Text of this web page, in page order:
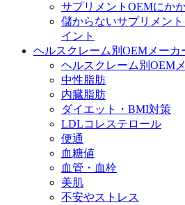
サプリメントOEMにか
儲からないサプリメン
イント
ヘルスクレーム別OEMメーカ
ヘルスクレーム別OEM
中性脂肪
内臓脂肪
ダイエット・BMI対策
LDLコレステロール
便通
血糖値
血管・血栓
美肌
不安やストレス